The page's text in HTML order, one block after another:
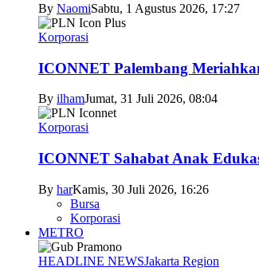
By NaomiSabtu, 1 Agustus 2026, 17:27
Korporasi
ICONNET Palembang
By ilhamJumat, 31 Juli 2026, 08:04
Korporasi
ICONNET Sahabat Anak
By harKamis, 30 Juli 2026, 16:26
Bursa
Korporasi
METRO
HEADLINE NEWSJakarta Region